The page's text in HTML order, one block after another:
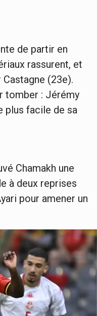
de partir en
rassurent, et
(23e).
tomber : Jérémy
plus facile de sa
Chamakh une
à deux reprises
pour amener un